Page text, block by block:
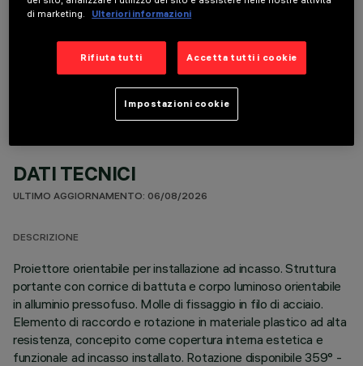
COMPONENTI OPZIONALI
DATI TECNICI
ULTIMO AGGIORNAMENTO: 06/08/2026
DESCRIZIONE
Proiettore orientabile per installazione ad incasso. Struttura
portante con cornice di battuta e corpo luminoso orientabile
in alluminio pressofuso. Molle di fissaggio in filo di acciaio.
Elemento di raccordo e rotazione in materiale plastico ad alta
resistenza, concepito come copertura interna estetica e
funzionale ad incasso installato. Rotazione disponibile 359° -
di marketing.
Ulteriori informazioni
Rifiuta tutti Accetta tutti i cookie
Impostazioni cookie